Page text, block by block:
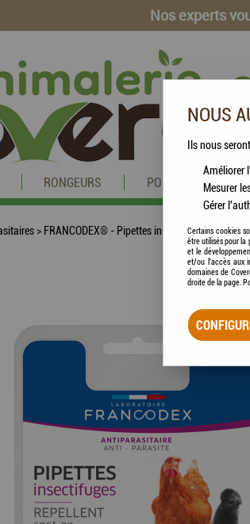
Nos experts
RONGEURS POISSONS
> FRANCODEX® - Pipettes insectifuges
NOUS
Ils nous
Améliorer
Mesurer
Gérer
Certains cookies
être utilisés pour la
et le
et/ou l'accès aux
domaines de
droite de la page.